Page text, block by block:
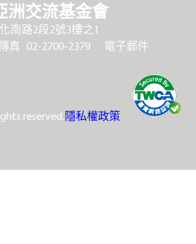
洲交流基金會
南路2段2號3樓之1
真 02-2700-2379
電子郵件
reserved.隱私權政策